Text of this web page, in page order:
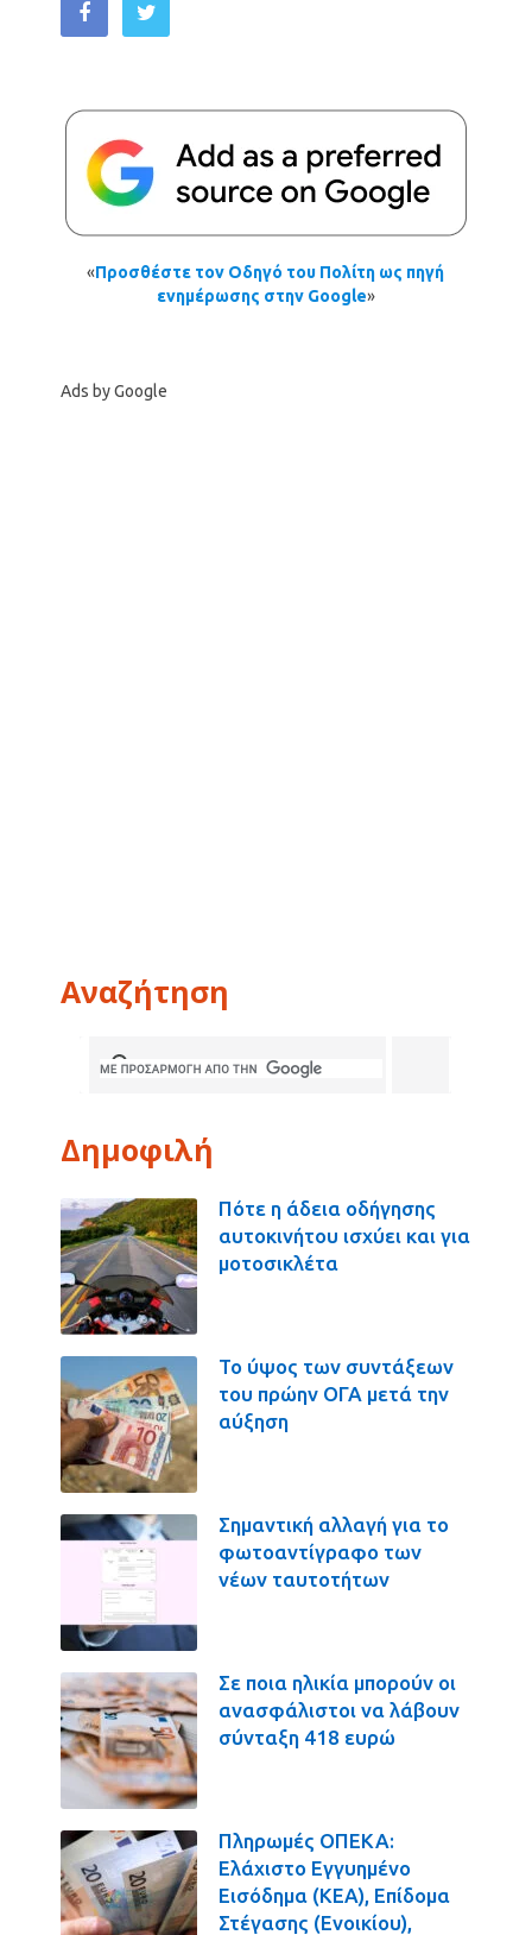
«Προσθέστε τον Οδηγό του Πολίτη ως πηγή
ενημέρωσης στην Google»
Ads by Google
Αναζήτηση
Δημοφιλή
Πότε η άδεια οδήγησης
αυτοκινήτου ισχύει και για
μοτοσικλέτα
Το ύψος των συντάξεων
του πρώην ΟΓΑ μετά την
αύξηση
Σημαντική αλλαγή για το
φωτοαντίγραφο των
νέων ταυτοτήτων
Σε ποια ηλικία μπορούν οι
ανασφάλιστοι να λάβουν
σύνταξη 418 ευρώ
Πληρωμές ΟΠΕΚΑ:
Ελάχιστο Εγγυημένο
Εισόδημα (ΚΕΑ), Επίδομα
Στέγασης (Ενοικίου),